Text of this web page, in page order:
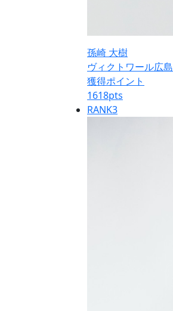
孫崎 大樹
ヴィクトワール広島
獲得ポイント
1618pts
RANK3